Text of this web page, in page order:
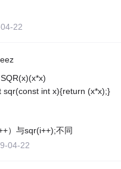
22
sqr(const int x){return (x*x);}
）与sqr(i++);不同
04-22